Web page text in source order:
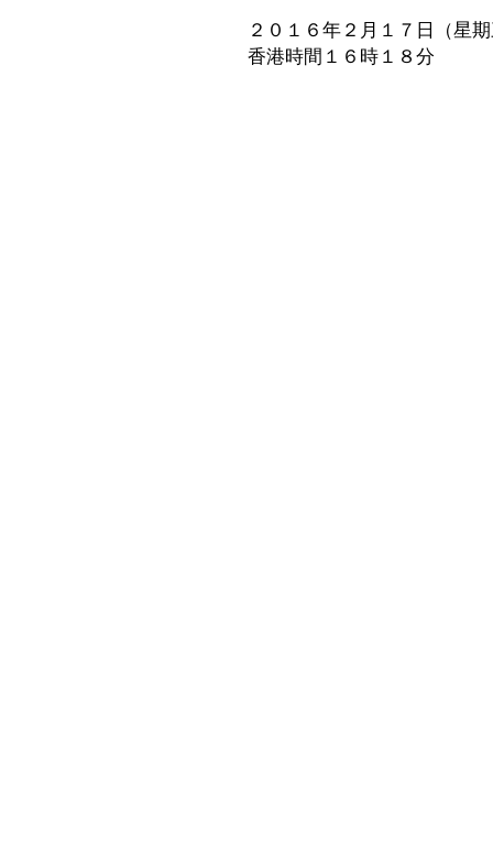
２０１６年２月１７日（星
香港時間１６時１８分